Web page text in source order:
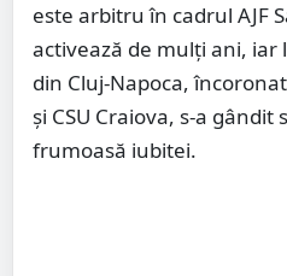
este arbitru în cadrul AJF
activează de mulți ani, iar
din Cluj-Napoca,
și CSU Craiova, s-a gândit
frumoasă iubitei.